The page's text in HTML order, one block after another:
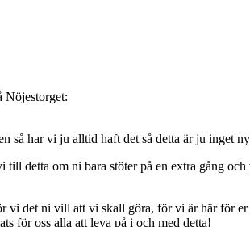
Nöjestorget:
så har vi ju alltid haft det så detta är ju inget
detta om ni bara stöter på en extra gång
vi det ni vill att vi skall göra, för vi är här för
för oss alla att leva på i och med detta!